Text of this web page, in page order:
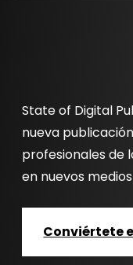
State of Digital
nueva
profesionales de
en nuevos
Conviértete